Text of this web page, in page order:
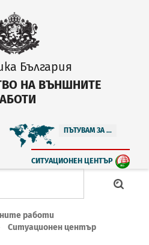
България
НА ВЪНШНИТЕ
ПЪТУВАМ ЗА ...
СИТУАЦИОНЕН ЦЕНТЪР
работи
Ситуационен център